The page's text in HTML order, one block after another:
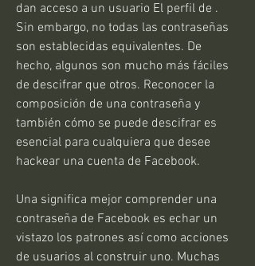
dan acceso a un usuario El perfil de .
Sin embargo, no todas las contraseñas
son establecidas equivalentes. De
hecho, algunos son mucho más fáciles
de descifrar que otros. Reconocer la
composición de una contraseña y
también cómo se puede descifrar es
esencial para cualquiera que desee
hackear una cuenta de Facebook.
Una significa mejor comprender una
contraseña de Facebook es echar un
vistazo los patrones así como acciones
de usuarios al construir uno. Muchas